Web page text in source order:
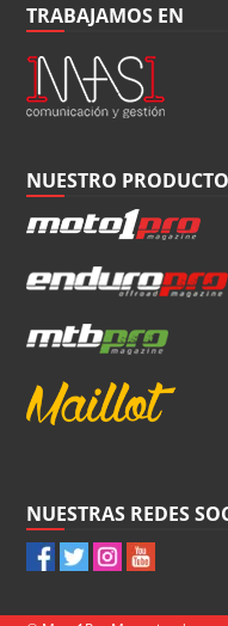
TRABAJAMOS EN
NUESTRO
NUESTRAS REDES